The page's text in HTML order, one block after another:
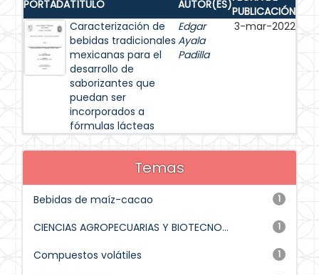
PORTADATÍTULO AUTOR(ES)PUBLICACIÓN
Caracterización de
bebidas tradicionales
mexicanas para el
desarrollo de
saborizantes que
puedan ser
incorporados a
fórmulas lácteas
Edgar
Ayala
Padilla
3-mar-2022
Temas
1
Bebidas de maíz-cacao
1
CIENCIAS AGROPECUARIAS Y BIOTECNO...
1
Compuestos volátiles